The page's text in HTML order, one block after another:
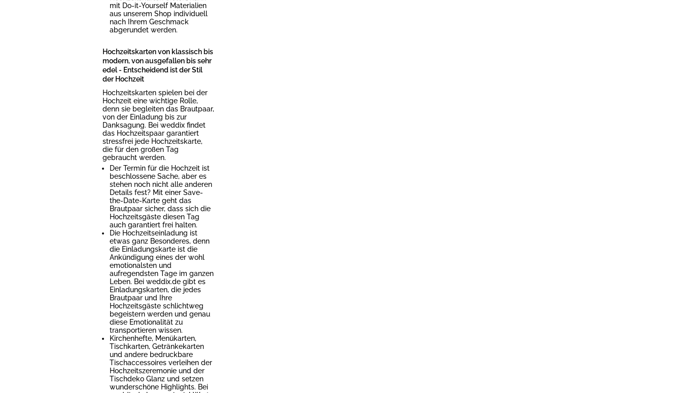
mit Do-it-Yourself Materialien
aus unserem Shop individuell
nach Ihrem Geschmack
abgerundet werden.
Hochzeitskarten von klassisch bis
modern, von ausgefallen bis sehr
edel - Entscheidend ist der Stil
der Hochzeit
Hochzeitskarten spielen bei der
Hochzeit eine wichtige Rolle,
denn sie begleiten das Brautpaar,
von der Einladung bis zur
Danksagung. Bei weddix findet
das Hochzeitspaar garantiert
stressfrei jede Hochzeitskarte,
die für den großen Tag
gebraucht werden.
Der Termin für die Hochzeit ist
beschlossene Sache, aber es
stehen noch nicht alle anderen
Details fest? Mit einer Save-
the-Date-Karte geht das
Brautpaar sicher, dass sich die
Hochzeitsgäste diesen Tag
auch garantiert frei halten.
Die Hochzeitseinladung ist
etwas ganz Besonderes, denn
die Einladungskarte ist die
Ankündigung eines der wohl
emotionalsten und
aufregendsten Tage im ganzen
Leben. Bei weddix.de gibt es
Einladungskarten, die jedes
Brautpaar und Ihre
Hochzeitsgäste schlichtweg
begeistern werden und genau
diese Emotionalität zu
transportieren wissen.
Kirchenhefte, Menükarten,
Tischkarten, Getränkekarten
und andere bedruckbare
Tischaccessoires verleihen der
Hochzeitszeremonie und der
Tischdeko Glanz und setzen
wunderschöne Highlights. Bei